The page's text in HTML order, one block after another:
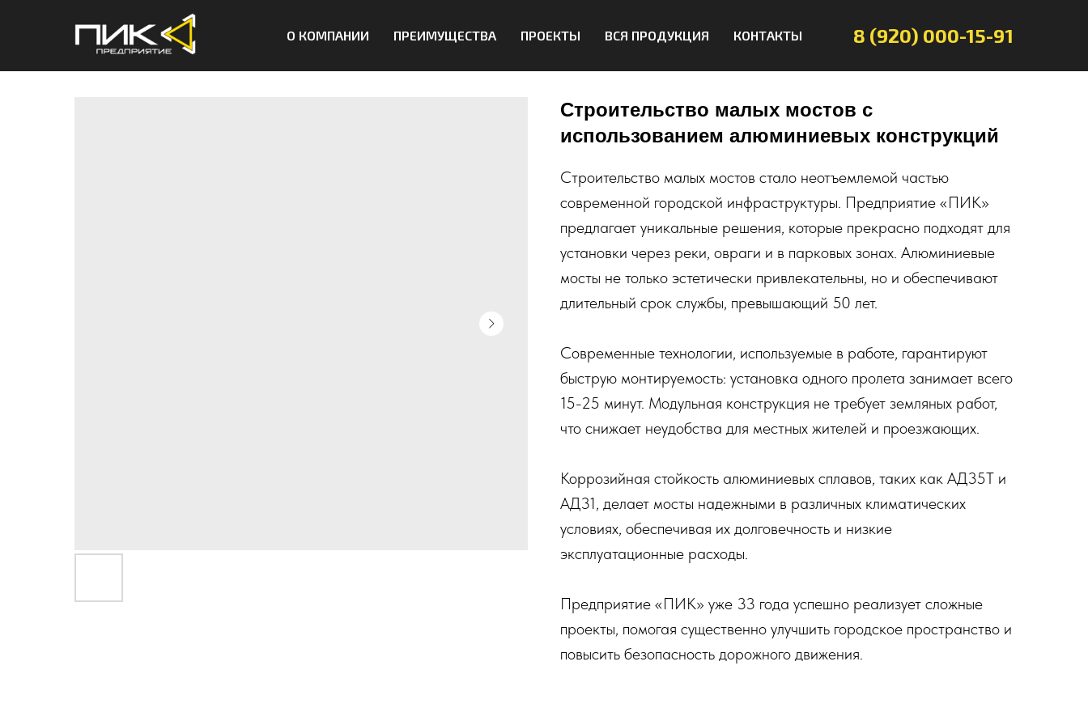
О КОМПАНИИ ПРЕИМУЩЕСТВА ПРОЕКТЫ ВСЯ ПРОДУКЦИЯ КОНТАКТЫ 8 (920) 000-15-91
Строительство малых мостов с
использованием алюминиевых конструкций
Строительство малых мостов стало неотъемлемой частью
современной городской инфраструктуры. Предприятие «ПИК»
предлагает уникальные решения, которые прекрасно подходят для
установки через реки, овраги и в парковых зонах. Алюминиевые
мосты не только эстетически привлекательны, но и обеспечивают
длительный срок службы, превышающий 50 лет.
Современные технологии, используемые в работе, гарантируют
быструю монтируемость: установка одного пролета занимает всего
15-25 минут. Модульная конструкция не требует земляных работ,
что снижает неудобства для местных жителей и проезжающих.
Коррозийная стойкость алюминиевых сплавов, таких как АД35Т и
АД31, делает мосты надежными в различных климатических
условиях, обеспечивая их долговечность и низкие
эксплуатационные расходы.
Предприятие «ПИК» уже 33 года успешно реализует сложные
проекты, помогая существенно улучшить городское пространство и
повысить безопасность дорожного движения.